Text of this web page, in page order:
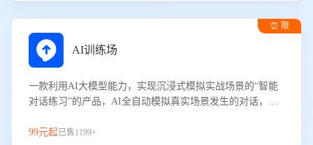
⏰ 限
AI训练场
一款利用AI大模型能力，实现沉浸式模拟实战场景的“智能
对话练习”的产品，AI全自动模拟真实场景发生的对话，企
服能力。
99元起已售1199+